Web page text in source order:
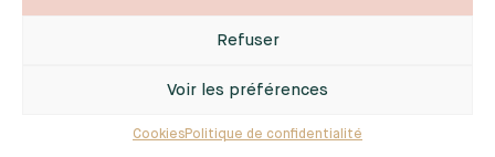
Refuser
Voir les préférences
CookiesPolitique de confidentialité